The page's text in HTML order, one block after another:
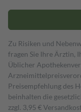
Zu Risiken und
fragen Sie Ihre Ärztin,
Üblicher
Preisempfehlung des
beinhalten die
zzgl. 3,95 €